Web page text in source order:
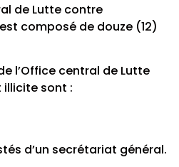
de Lutte contre
composé de douze (12)
l’Office central de Lutte
illicite sont :
d’un secrétariat général.